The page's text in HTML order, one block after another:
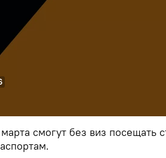
смогут без виз посещать